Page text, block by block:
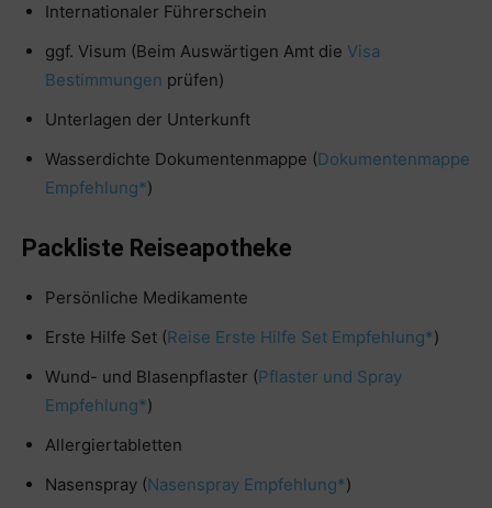
Internationaler Führerschein
ggf. Visum (Beim Auswärtigen Amt die Visa
Bestimmungen prüfen)
Unterlagen der Unterkunft
Wasserdichte Dokumentenmappe (Dokumentenmappe
Empfehlung*)
Packliste Reiseapotheke
Persönliche Medikamente
Erste Hilfe Set (Reise Erste Hilfe Set Empfehlung*)
Wund- und Blasenpflaster (Pflaster und Spray
Empfehlung*)
Allergiertabletten
Nasenspray (Nasenspray Empfehlung*)